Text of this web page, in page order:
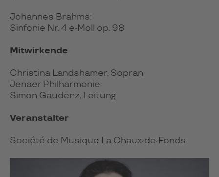
Johannes Brahms:
Sinfonie Nr. 4 e-Moll op. 98
Mitwirkende
Christina Landshamer, Sopran
Jenaer Philharmonie
Simon Gaudenz, Leitung
Veranstalter
Société de Musique La Chaux-de-Fonds